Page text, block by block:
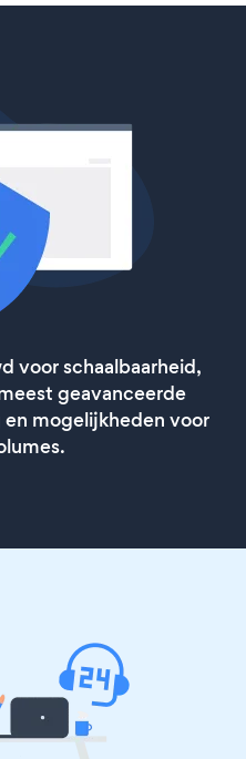
voor schaalbaarheid,
geavanceerde
mogelijkheden voor